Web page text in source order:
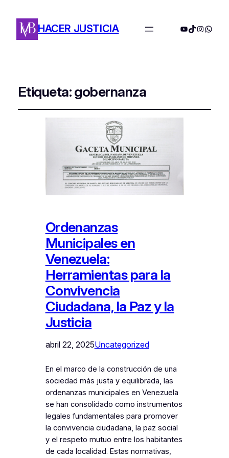
HACER JUSTICIA YouTube
TikTok
Etiqueta:gobernanza
Ordenanzas
Municipales en
Venezuela:
Herramientas para la
Convivencia
Ciudadana, la Paz y la
Justicia
abril 22, 2025Uncategorized
En el marco de la construcción de una
sociedad más justa y equilibrada, las
ordenanzas municipales en Venezuela
se han consolidado como instrumentos
legales fundamentales para promover
la convivencia ciudadana, la paz social
y el respeto mutuo entre los habitantes
de cada localidad. Estas normativas,